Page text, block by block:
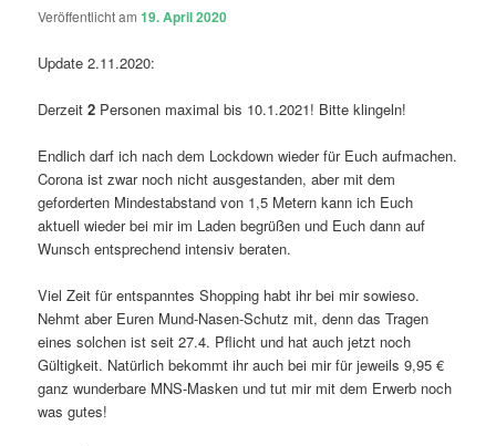
Veröffentlicht am19. April 2020
Update 2.11.2020:
Derzeit2 Personen maximal bis 10.1.2021! Bitte klingeln!
Endlich darf ich nach dem Lockdown wieder für Euch aufmachen.
Corona ist zwar noch nicht ausgestanden, aber mit dem
geforderten Mindestabstand von 1,5 Metern kann ich Euch
aktuell wieder bei mir im Laden begrüßen und Euch dann auf
Wunsch entsprechend intensiv beraten.
Viel Zeit für entspanntes Shopping habt ihr bei mir sowieso.
Nehmt aber Euren Mund-Nasen-Schutz mit, denn das Tragen
eines solchen ist seit 27.4. Pflicht und hat auch jetzt noch
Gültigkeit. Natürlich bekommt ihr auch bei mir für jeweils 9,95 €
ganz wunderbare MNS-Masken und tut mir mit dem Erwerb noch
was gutes!